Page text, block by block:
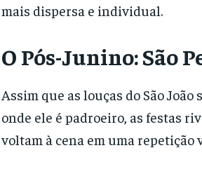
mais dispersa e individual.
O Pós-Junino: São
Assim que as louças do São João
onde ele é padroeiro, as festas
voltam à cena em uma